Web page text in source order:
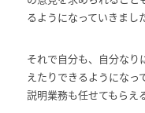
るようになっていきまし
それで自分も、自分なり
えたりできるようになっ
説明業務も任せてもらえ